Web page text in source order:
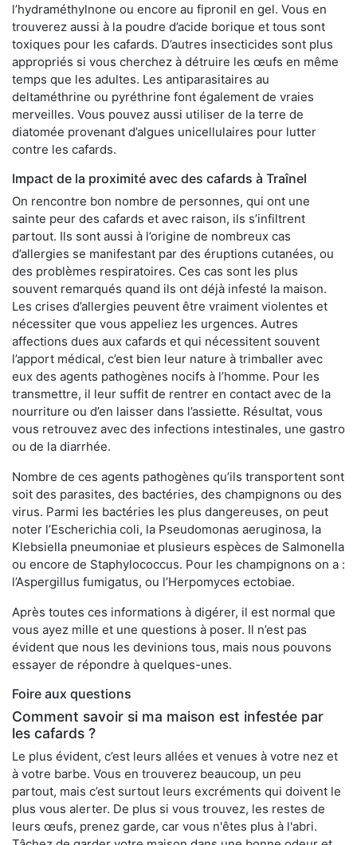
l’hydraméthylnone ou encore au fipronil en gel. Vous en
trouverez aussi à la poudre d’acide borique et tous sont
toxiques pour les cafards. D’autres insecticides sont plus
appropriés si vous cherchez à détruire les œufs en même
temps que les adultes. Les antiparasitaires au
deltaméthrine ou pyréthrine font également de vraies
merveilles. Vous pouvez aussi utiliser de la terre de
diatomée provenant d’algues unicellulaires pour lutter
contre les cafards.
Impact de la proximité avec des cafards à Traînel
On rencontre bon nombre de personnes, qui ont une
sainte peur des cafards et avec raison, ils s’infiltrent
partout. Ils sont aussi à l’origine de nombreux cas
d’allergies se manifestant par des éruptions cutanées, ou
des problèmes respiratoires. Ces cas sont les plus
souvent remarqués quand ils ont déjà infesté la maison.
Les crises d’allergies peuvent être vraiment violentes et
nécessiter que vous appeliez les urgences. Autres
affections dues aux cafards et qui nécessitent souvent
l’apport médical, c’est bien leur nature à trimballer avec
eux des agents pathogènes nocifs à l’homme. Pour les
transmettre, il leur suffit de rentrer en contact avec de la
nourriture ou d’en laisser dans l’assiette. Résultat, vous
vous retrouvez avec des infections intestinales, une gastro
ou de la diarrhée.
Nombre de ces agents pathogènes qu’ils transportent sont
soit des parasites, des bactéries, des champignons ou des
virus. Parmi les bactéries les plus dangereuses, on peut
noter l’Escherichia coli, la Pseudomonas aeruginosa, la
Klebsiella pneumoniae et plusieurs espèces de Salmonella
ou encore de Staphylococcus. Pour les champignons on a :
l’Aspergillus fumigatus, ou l’Herpomyces ectobiae.
Après toutes ces informations à digérer, il est normal que
vous ayez mille et une questions à poser. Il n’est pas
évident que nous les devinions tous, mais nous pouvons
essayer de répondre à quelques-unes.
Foire aux questions
Comment savoir si ma maison est infestée par
les cafards ?
Le plus évident, c’est leurs allées et venues à votre nez et
à votre barbe. Vous en trouverez beaucoup, un peu
partout, mais c’est surtout leurs excréments qui doivent le
plus vous alerter. De plus si vous trouvez, les restes de
leurs œufs, prenez garde, car vous n'êtes plus à l'abri.